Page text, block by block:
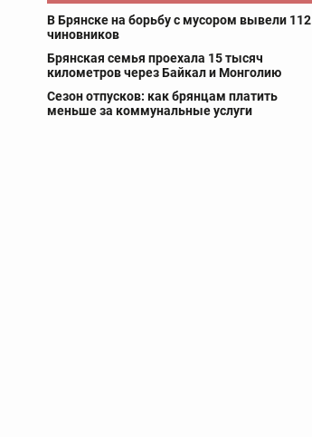
В Брянске на борьбу с мусором вывели 112
чиновников
Брянская семья проехала 15 тысяч
километров через Байкал и Монголию
Сезон отпусков: как брянцам платить
меньше за коммунальные услуги